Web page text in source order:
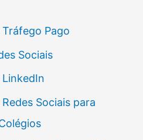
Pago
Sociais
Sociais para